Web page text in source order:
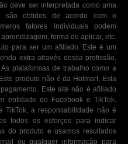
deve ser interpretada como uma
são obtidos de acordo com o
fatores individuais podem
forma de aplicar, etc.
para ser um afiliado. Este é um
extra através dessa profissão,
plataformas de trabalho como a
produto não é da Hotmart. Esta
Este site não é afiliado
entidade do Facebook e TikTok.
a responsabilidade não é
todos os esforços para indicar
do produto e usamos resultados
ou qualquer informação para